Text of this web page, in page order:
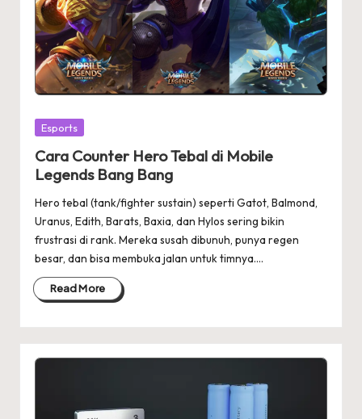
Posted
Esports
Cara Counter Hero Tebal di Mobile
Legends Bang Bang
Hero tebal (tank/fighter sustain) seperti Gatot, Balmond,
Uranus, Edith, Barats, Baxia, dan Hylos sering bikin
frustrasi di rank. Mereka susah dibunuh, punya regen
besar, dan bisa membuka jalan untuk timnya.…
Read More